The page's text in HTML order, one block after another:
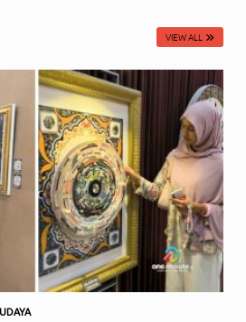
VIEW ALL